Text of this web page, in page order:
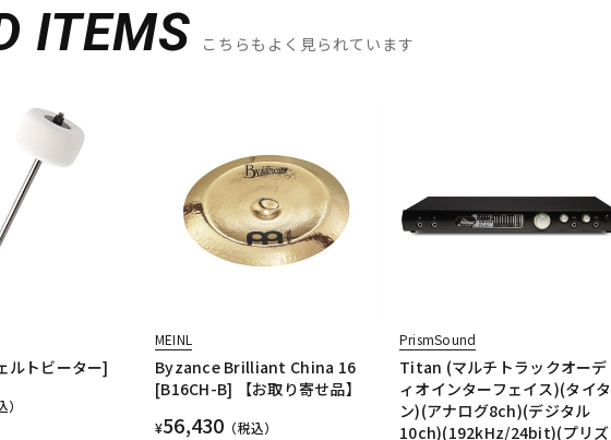
ITEMS こちらもよく見られています
ルトビーター]
）
MEINL
Byzance Brilliant China 16
[B16CH-B] 【お取り寄せ品】
¥56,430 （税込）
PrismSound
Titan (マルチトラックオーデ
ィオインターフェイス)(タイタ
ン)(アナログ8ch)(デジタル
10ch)(192kHz/24bit)(プリズ